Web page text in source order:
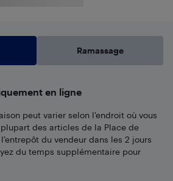
Ramassage
en ligne
peut varier selon l'endroit où vous
des articles de la Place de
du vendeur dans les 2 jours
du temps supplémentaire pour